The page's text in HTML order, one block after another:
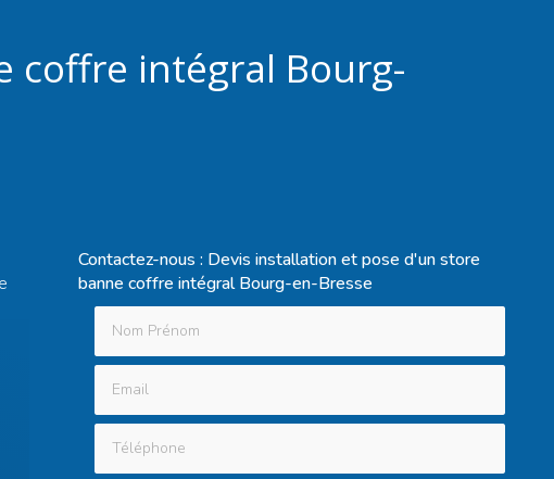
coffre intégral Bourg-
Contactez-nous : Devis installation et pose d'un store
banne coffre intégral Bourg-en-Bresse
Nom Prénom
Email
Téléphone